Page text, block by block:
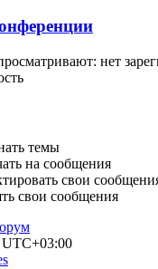
нет
темы
на сообщения
свои
свои сообщения
UTC+03:00